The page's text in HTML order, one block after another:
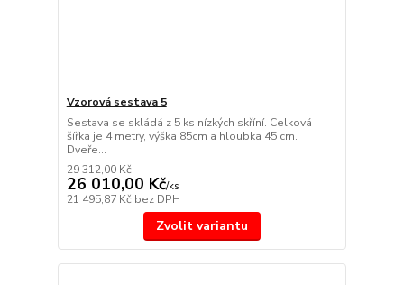
Vzorová sestava 5
Sestava se skládá z 5 ks nízkých skříní. Celková
šířka je 4 metry, výška 85cm a hloubka 45 cm.
Dveře...
29 312,00 Kč
26 010,00 Kč/ks
21 495,87 Kč bez DPH
Zvolit variantu